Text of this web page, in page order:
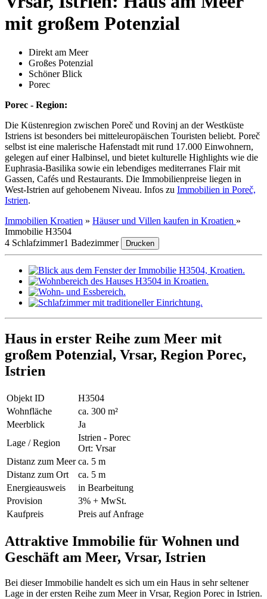
mit großem Potenzial
Direkt am Meer
Großes Potenzial
Schöner Blick
Porec
Porec - Region:
Die Küstenregion zwischen Poreč und Rovinj an der Westküste
Istriens ist besonders bei mitteleuropäischen Touristen beliebt. Poreč
selbst ist eine malerische Hafenstadt mit rund 17.000 Einwohnern,
gelegen auf einer Halbinsel, und bietet kulturelle Highlights wie die
Euphrasia-Basilika sowie ein lebendiges mediterranes Flair mit
Gassen, Cafés und Restaurants. Die Immobilienpreise liegen in
West-Istrien auf gehobenem Niveau. Infos zu Immobilien in Poreč,
Istrien.
Immobilien Kroatien » Häuser und Villen kaufen in Kroatien »
Immobilie H3504
4 Schlafzimmer1 Badezimmer Drucken
Haus in erster Reihe zum Meer mit
großem Potenzial, Vrsar, Region Porec,
Istrien
Objekt ID
H3504
Wohnfläche
ca. 300 m²
Meerblick
Ja
Lage / Region
Istrien - Porec
Ort: Vrsar
Distanz zum Meer ca. 5 m
Distanz zum Ort
ca. 5 m
Energieausweis
in Bearbeitung
Provision
3% + MwSt.
Kaufpreis
Preis auf Anfrage
Attraktive Immobilie für Wohnen und
Geschäft am Meer, Vrsar, Istrien
Bei dieser Immobilie handelt es sich um ein Haus in sehr seltener
Lage in der ersten Reihe zum Meer in Vrsar, Region Porec in Istrien.